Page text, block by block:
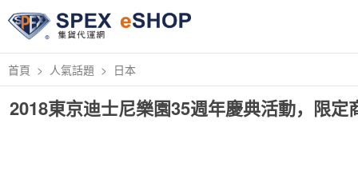
首頁 人氣話題 日本
2018東京迪士尼樂園35週年慶典活動，限定